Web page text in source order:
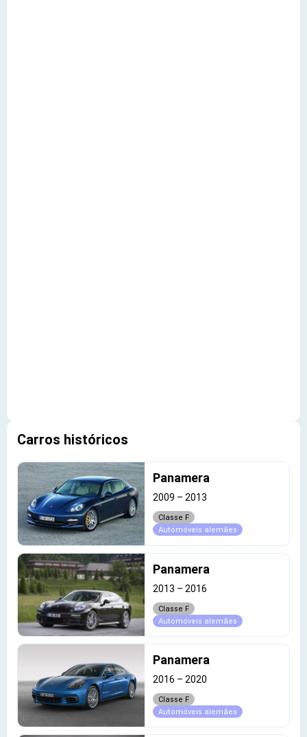
Carros históricos
Panamera
2009 – 2013
Classe F
Automóveis alemães
Panamera
2013 – 2016
Classe F
Automóveis alemães
Panamera
2016 – 2020
Classe F
Automóveis alemães